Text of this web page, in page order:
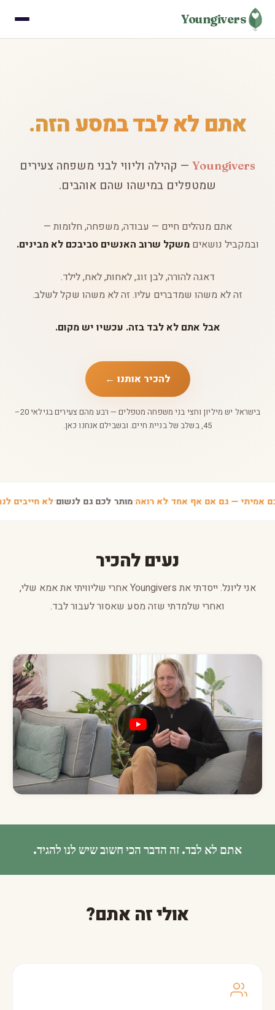
Youngivers
אתם לא לבד במסע הזה.
Youngivers — קהילה וליווי לבני משפחה צעירים
שמטפלים במישהו שהם אוהבים.
אתם מנהלים חיים — עבודה, משפחה, חלומות —
ובמקביל נושאיםמשקל שרוב האנשים סביבכם לא מבינים.
דאגה להורה, לבן זוג, לאחות, לאח, לילד.
זה לא משהו שמדברים עליו. זה לא משהו שקל לשלב.
אבל אתם לא לבד בזה. עכשיו יש מקום.
להכיר אותנו ←
בישראל יש מיליון וחצי בני משפחה מטפלים — רבע מהם צעירים בגילאי 20–
45, בשלב של בניית חיים. ובשבילם אנחנו כאן.
לא חייבים·מותר לכם גם לנשום·אמיתי — גם אם אף אחד לא רואה
נעים להכיר
אני ליונל. ייסדתי את Youngivers אחרי שליוויתי את אמא שלי,
ואחרי שלמדתי שזה מסע שאסור לעבור לבד.
אתם לא לבד. זה הדבר הכי חשוב שיש לנו להגיד.
אולי זה אתם?